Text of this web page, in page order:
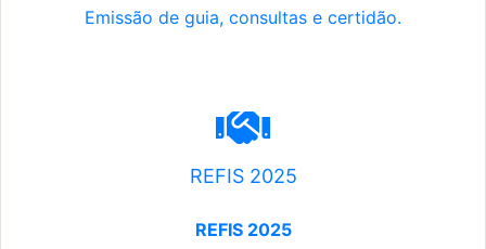
Emissão de guia, consultas e certidão.
REFIS 2025
REFIS 2025